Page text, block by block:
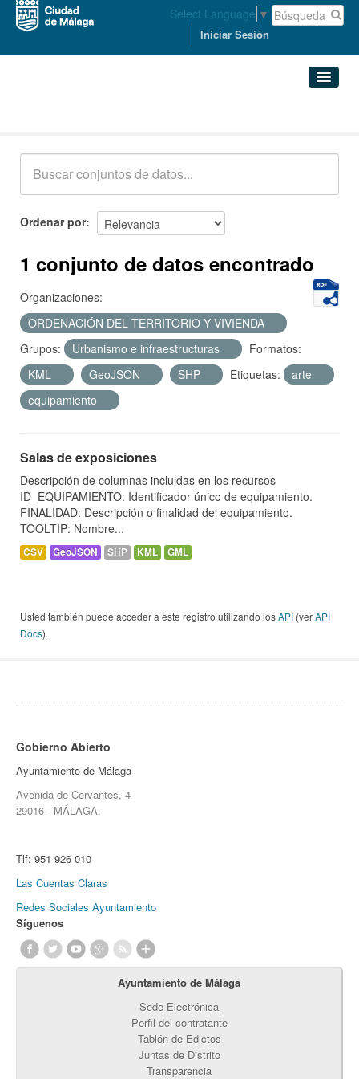
Select Language ▼
Iniciar Sesión
Acerca de
Ordenar por
1 conjunto de datos encontrado
Organizaciones:
ORDENACIÓN DEL TERRITORIO Y VIVIENDA
Grupos:
Urbanismo e infraestructuras
Formatos:
KML
GeoJSON SHP Etiquetas:
arte
equipamiento
Salas de exposiciones
Descripción de columnas incluidas en los recursos
ID_EQUIPAMIENTO: Identificador único de equipamiento.
FINALIDAD: Descripción o finalidad del equipamiento.
TOOLTIP: Nombre...
CSV GeoJSON SHP KML GML
Usted también puede acceder a este registro utilizando losAPI (verAPI
Docs).
Gobierno Abierto
Ayuntamiento de Málaga
Avenida de Cervantes, 4
29016 - MÁLAGA.
Tlf: 951 926 010
Las Cuentas Claras
Redes Sociales Ayuntamiento
Síguenos
Ayuntamiento de Málaga
Sede Electrónica
Perfil del contratante
Tablón de Edictos
Juntas de Distrito
Transparencia